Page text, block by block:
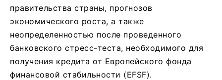
правительства страны, прогнозов
экономического роста, а также
неопределенностью после проведенного
банковского стресс-теста, необходимого для
получения кредита от Европейского фонда
финансовой стабильности (EFSF).